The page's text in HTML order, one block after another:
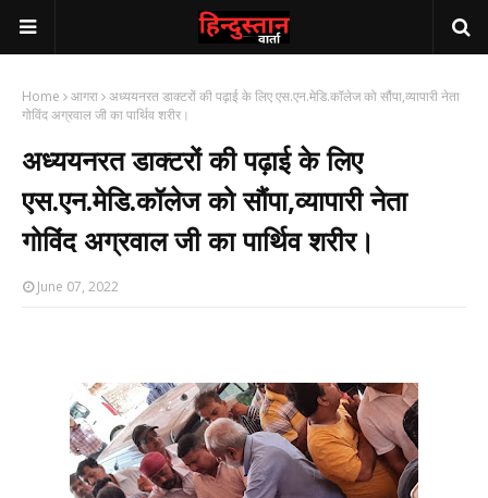
Home आगरा अध्ययनरत डाक्टरों की पढ़ाई के लिए एस.एन.मेडि.कॉलेज को सौंपा,व्यापारी नेता
गोविंद अग्रवाल जी का पार्थिव शरीर।
अध्ययनरत डाक्टरों की पढ़ाई के लिए
एस.एन.मेडि.कॉलेज को सौंपा,व्यापारी नेता
गोविंद अग्रवाल जी का पार्थिव शरीर।
June 07, 2022